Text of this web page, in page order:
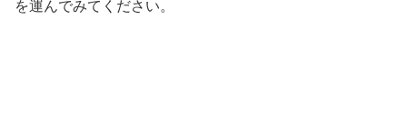
を運んでみてください。